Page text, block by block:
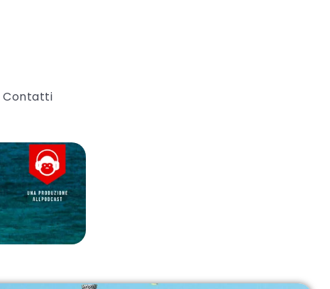
Contatti